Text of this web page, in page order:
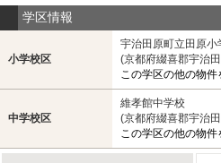
学区情報
小学校区
宇治田原町立田原小
(京都府綴喜郡宇治
この学区の他の物件
中学校区
維孝館中学校
(京都府綴喜郡宇治
この学区の他の物件